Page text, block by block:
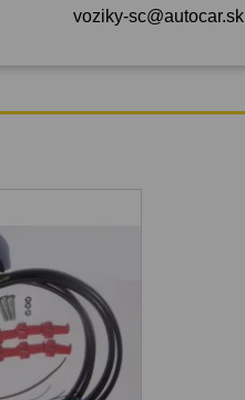
voziky-sc@autocar.sk